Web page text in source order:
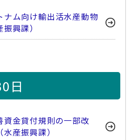
ナム向け輸出活水産動物
興課）
日
資金貸付規則の一部改
産振興課）